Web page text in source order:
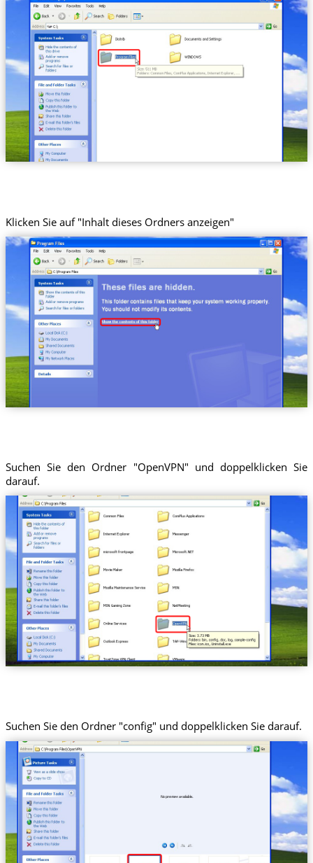
Klicken Sie auf "Inhalt dieses Ordners anzeigen"
Suchen Sie den Ordner "OpenVPN" und doppelklicken Sie
darauf.
Suchen Sie den Ordner "config" und doppelklicken Sie darauf.